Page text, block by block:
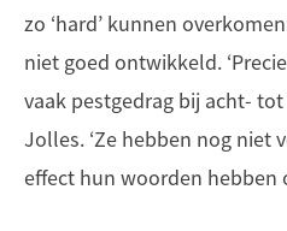
zo ‘hard’ kunnen
niet goed ontwikkeld.
vaak pestgedrag bij acht-
Jolles. ‘Ze hebben nog niet
effect hun woorden hebben